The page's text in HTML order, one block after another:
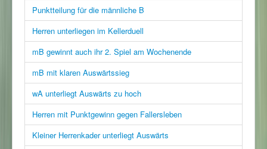
Punktteilung für die männliche B
Herren unterliegen im Kellerduell
mB gewinnt auch ihr 2. Spiel am Wochenende
mB mit klaren Auswärtssieg
wA unterliegt Auswärts zu hoch
Herren mit Punktgewinn gegen Fallersleben
Kleiner Herrenkader unterliegt Auswärts